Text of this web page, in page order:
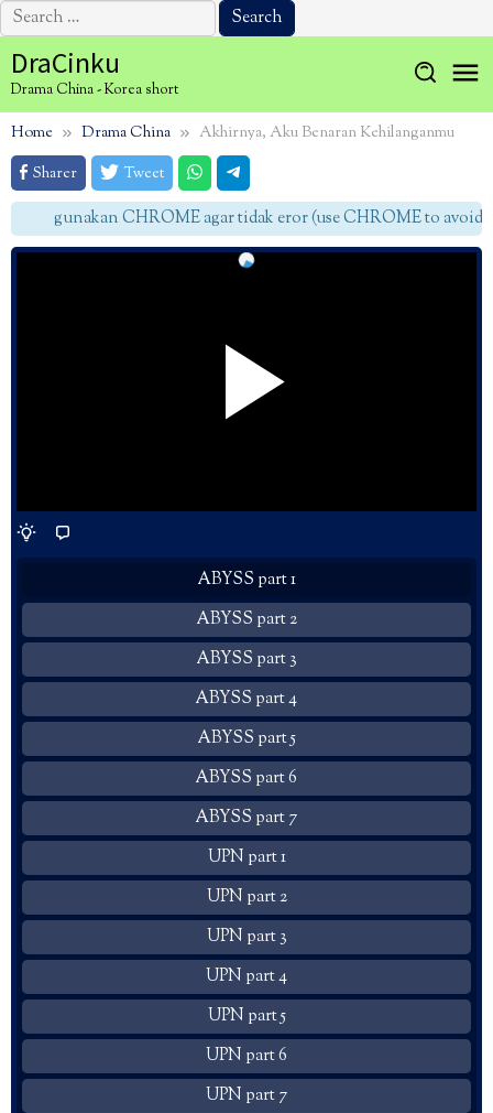
Search
for:
to
content
DraCinku
Drama China - Korea short
Home Drama China
Akhirnya, Aku Benaran Kehilanganmu
Sharer
Tweet
gunakan CHROME agar tidak eror (use CHROME to avoid
ABYSS part 1
ABYSS part 2
ABYSS part 3
ABYSS part 4
ABYSS part 5
ABYSS part 6
ABYSS part 7
UPN part 1
UPN part 2
UPN part 3
UPN part 4
UPN part 5
UPN part 6
UPN part 7